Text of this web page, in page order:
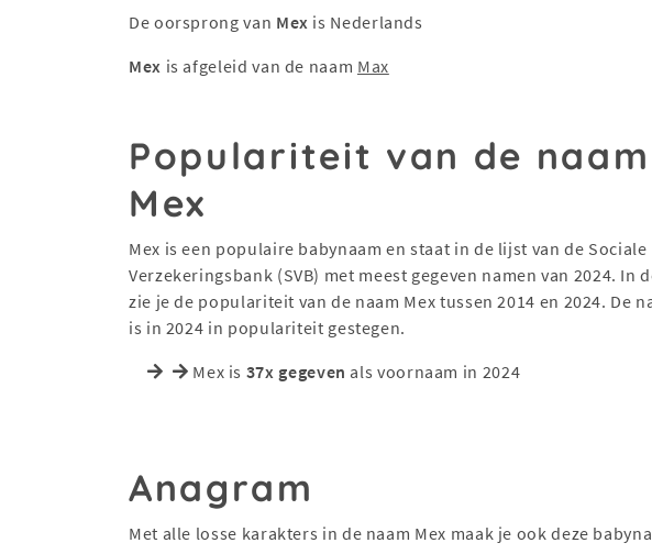
De oorsprong van Mex is Nederlands
Mex is afgeleid van de naam Max
Populariteit van de naam
Mex
Mex is een populaire babynaam en staat in de lijst van de Sociale
Verzekeringsbank (SVB) met meest gegeven namen van 2024. In
zie je de populariteit van de naam Mex tussen 2014 en 2024. De
is in 2024 in populariteit gestegen.
Mex is 37x gegeven als voornaam in 2024
Anagram
Met alle losse karakters in de naam Mex maak je ook deze